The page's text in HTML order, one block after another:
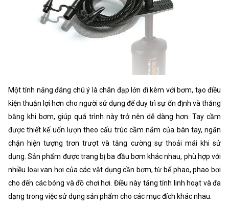
Một tính năng đáng chú ý là chân đạp lớn đi kèm với bơm, tạo điều
kiện thuận lợi hơn cho người sử dụng để duy trì sự ổn định và thăng
bằng khi bơm, giúp quá trình này trở nên dễ dàng hơn. Tay cầm
được thiết kế uốn lượn theo cấu trúc cầm nắm của bàn tay, ngăn
chặn hiện tượng trơn trượt và tăng cường sự thoải mái khi sử
dụng. Sản phẩm được trang bị ba đầu bơm khác nhau, phù hợp với
nhiều loại van hơi của các vật dụng cần bơm, từ bể phao, phao bơi
cho đến các bóng và đồ chơi hơi. Điều này tăng tính linh hoạt và đa
dạng trong việc sử dụng sản phẩm cho các mục đích khác nhau.